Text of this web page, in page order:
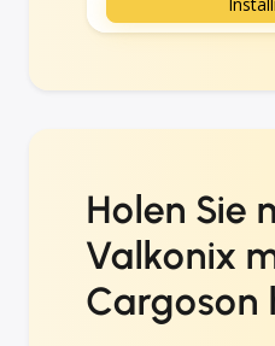
Holen Sie
Valkonix
Cargoson